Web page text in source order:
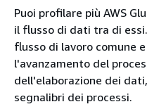
Puoi profilare più AWS
il flusso di dati tra di
flusso di lavoro comune
l'avanzamento del
dell'elaborazione dei
segnalibri dei processi.